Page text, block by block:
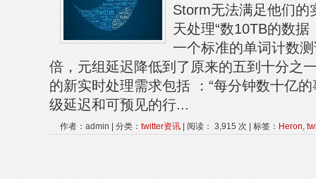
Storm无法满足他们的
天处理“数10TB的数
一个标准的单词计数
倍，元组延迟降低到了原来的五到十分之
的新实时处理需求包括 ：“每分钟数十亿
级延迟和可预见的行...
作者：admin | 分类： twitter资讯 | 阅读： 3,915 次 | 标签： Heron,